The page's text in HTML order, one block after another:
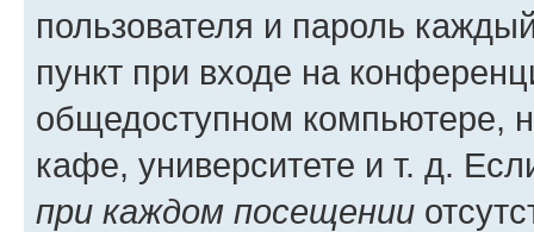
пользователя и пароль
пункт при входе на
общедоступном компьютере,
кафе, университете и т. д.
при каждом посещении